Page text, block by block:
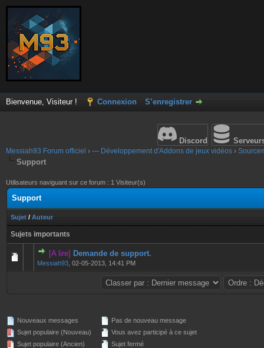
Bienvenue, Visiteur ! Connexion S’enregistrer
Discord
Messiah93 Forum officiel › — Développement d'Addons de jeux vidéos ›
Support
Utilisateurs naviguant sur ce forum : 1 Visiteur(s)
Support
Sujet / Auteur
Sujets importants
[A lire] Demande de support.
Messiah93 02-05-2013, 14:41 PM
0 Votes - 0 sur 5 en moyenne
12345
Nouveaux messages
Sujet populaire (Nouveau)
Sujet populaire (Ancien)
Pas de nouveau message
Vous avez participé à ce sujet
Sujet fermé